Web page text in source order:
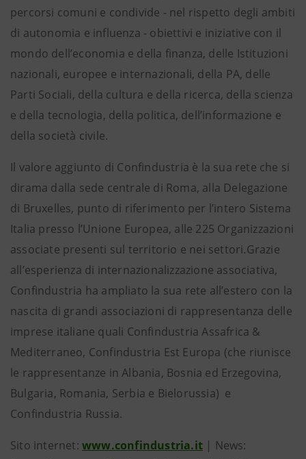
percorsi comuni e condivide - nel rispetto degli ambiti
di autonomia e influenza - obiettivi e iniziative con il
mondo dell’economia e della finanza, delle Istituzioni
nazionali, europee e internazionali, della PA, delle
Parti Sociali, della cultura e della ricerca, della scienza
e della tecnologia, della politica, dell’informazione e
della società civile.
Il valore aggiunto di Confindustria è la sua rete che si
dirama dalla sede centrale di Roma, alla Delegazione
di Bruxelles, punto di riferimento per l’intero Sistema
Italia presso l’Unione Europea, alle 225 Organizzazioni
associate presenti sul territorio e nei settori.​Grazie
all’esperienza di internazionalizzazione associativa,
Confindustria ha ampliato la sua rete all’estero con la
nascita di grandi associazioni di rappresentanza delle
imprese italiane quali Confindustria Assafrica &
Mediterraneo, Confindustria Est Europa (che riunisce
le rappresentanze in Albania, Bosnia ed Erzegovina,
Bulgaria, Romania, Serbia e Bielorussia) e
Confindustria Russia.
Sito internet: www.confindustria.it | News: